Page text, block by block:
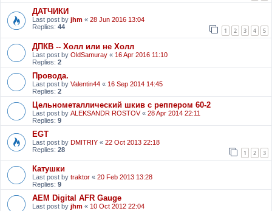
ДАТЧИКИ
Last post by jhm « 28 Jun 2016 13:04
Replies: 44 1 2 3 4 5
ДПКВ -- Холл или не Холл
Last post by OldSamuray « 16 Apr 2016 11:10
Replies: 2
Провода.
Last post by Valentin44 « 16 Sep 2014 14:45
Replies: 2
Цельнометаллический шкив с реппером 60-2
Last post by ALEKSANDR ROSTOV« 28 Apr 2014 22:11
Replies: 9
EGT
Last post by DMITRIY « 22 Oct 2013 22:18
Replies: 28 1 2 3
Катушки
Last post by traktor « 20 Feb 2013 13:28
Replies: 9
АЕМ Digital AFR Gauge
Last post by jhm « 10 Oct 2012 22:04